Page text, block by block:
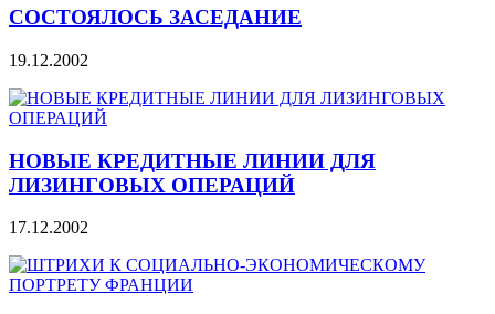
СОСТОЯЛОСЬ ЗАСЕДАНИЕ
19.12.2002
НОВЫЕ КРЕДИТНЫЕ ЛИНИИ ДЛЯ
ЛИЗИНГОВЫХ ОПЕРАЦИЙ
17.12.2002